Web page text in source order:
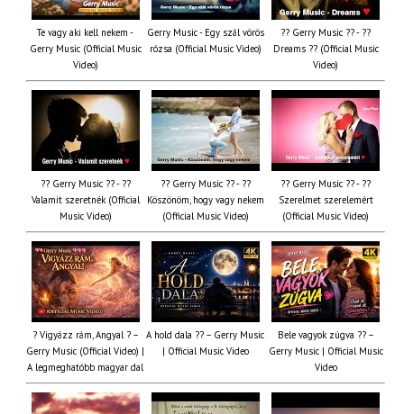
Te vagy aki kell nekem -
Gerry Music (Official Music
Video)
Gerry Music - Egy szál vörös
rózsa (Official Music Video)
?? Gerry Music ?? - ??
Dreams ?? (Official Music
Video)
?? Gerry Music ?? - ??
Valamit szeretnék (Official
Music Video)
?? Gerry Music ?? - ??
Köszönöm, hogy vagy nekem
(Official Music Video)
?? Gerry Music ?? - ??
Szerelmet szerelemért
(Official Music Video)
? Vigyázz rám, Angyal ? –
Gerry Music (Official Video) |
A legmeghatóbb magyar dal
A hold dala ?? – Gerry Music
| Official Music Video
Bele vagyok zúgva ?? –
Gerry Music | Official Music
Video